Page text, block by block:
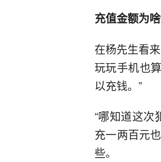
充值金额为
在杨先生看
玩玩手机也
以充钱。”
“哪知道这次
充一两百元
些。